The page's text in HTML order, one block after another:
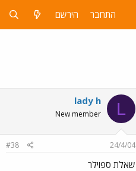
התחבר הירשם
L
lady h
New member
24/4/04
#38
שאלת ספוילר